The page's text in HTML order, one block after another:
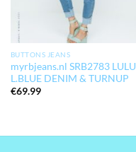
BUTTONS JEANS
myrbjeans.nl SRB2783 LULU
L.BLUE DENIM & TURNUP
€69.99